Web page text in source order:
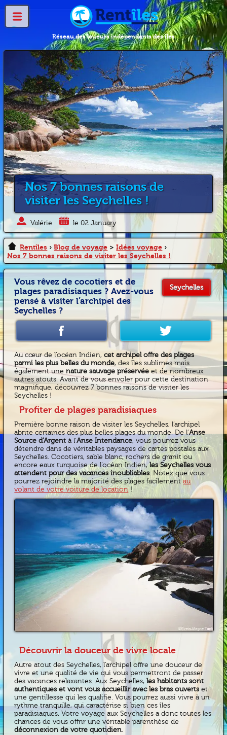
Réseau des loueurs indépendants des îles
Nos 7 bonnes raisons de
visiter les Seychelles !
Valérie le 02 January
Rentîles › Blog de voyage > Idées voyage ›
Nos 7 bonnes raisons de visiter les Seychelles !
Seychelles
Vous rêvez de cocotiers et de
plages paradisiaques ? Avez-vous
pensé à visiter l’archipel des
Seychelles ?
Au cœur de l’océan Indien,cet archipel offre des plages
parmi les plus belles du monde, des îles sublimes mais
également unenature sauvage préservéeet de nombreux
autres atouts. Avant de vous envoler pour cette destination
magnifique, découvrez 7 bonnes raisons de visiter les
Seychelles !
Profiter de plages paradisiaques
Première bonne raison de visiter les Seychelles, l’archipel
abrite certaines des plus belles plages du monde. De l’Anse
Source d’Argentà l’Anse Intendance, vous pourrez vous
détendre dans de véritables paysages de cartes postales aux
Seychelles. Cocotiers, sable blanc, rochers de granit ou
encore eaux turquoise de l’océan Indien,les Seychelles vous
attendent pour des vacances inoubliables. Notez que vous
pourrez rejoindre la majorité des plages facilementau
volant de votre voiture de location !
Découvrir la douceur de vivre locale
Autre atout des Seychelles, l’archipel offre une douceur de
vivre et une qualité de vie qui vous permettront de passer
des vacances relaxantes. Aux Seychelles, les habitants sont
authentiques et vont vous accueillir avec les bras ouvertset
une gentillesse qui les qualifie. Vous pourrez aussi vivre à un
rythme tranquille, qui caractérise si bien ces îles
paradisiaques. Votre voyage aux Seychelles a donc toutes les
chances de vous offrir une véritable parenthèse de
déconnexion de votre quotidien.